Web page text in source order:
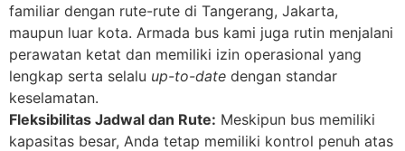
familiar dengan rute-rute di Tangerang, Jakarta,
maupun luar kota. Armada bus kami juga rutin menjalani
perawatan ketat dan memiliki izin operasional yang
lengkap serta selalu up-to-date dengan standar
keselamatan.
Fleksibilitas Jadwal dan Rute: Meskipun bus memiliki
kapasitas besar, Anda tetap memiliki kontrol penuh atas